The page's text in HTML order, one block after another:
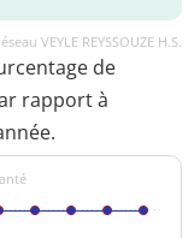
VEYLE REYSSOUZE H.S.
de
rapport à